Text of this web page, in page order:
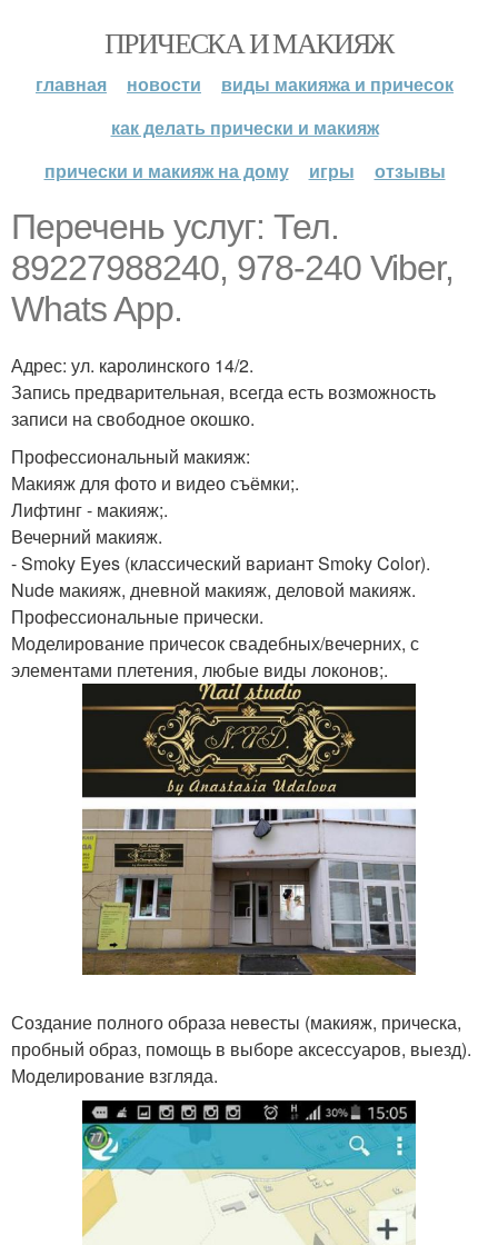
ПРИЧЕСКА И МАКИЯЖ
главная новости
виды макияжа и причесок
как делать прически и макияж
прически и макияж на дому
игры отзывы
Перечень услуг: Тел.
89227988240, 978-240 Viber,
Whats App.
Адрес: ул. каролинского 14/2.
Запись предварительная, всегда есть возможность
записи на свободное окошко.
Профессиональный макияж:
Макияж для фото и видео съёмки;.
Лифтинг - макияж;.
Вечерний макияж.
- Smoky Eyes (классический вариант Smoky Color).
Nude макияж, дневной макияж, деловой макияж.
Профессиональные прически.
Моделирование причесок свадебных/вечерних, с
элементами плетения, любые виды локонов;.
Создание полного образа невесты (макияж, прическа,
пробный образ, помощь в выборе аксессуаров, выезд).
Моделирование взгляда.